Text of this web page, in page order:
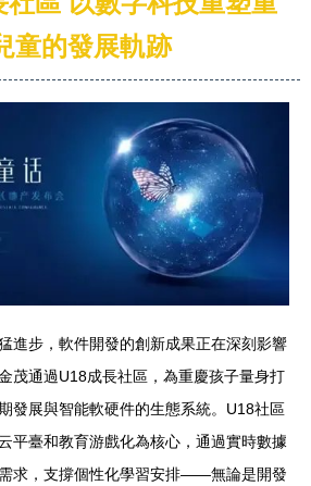
童的發展軌跡
進步，軟件開發的創新成果正在深刻影響
茂通過U18成長社區，為重慶孩子量身打
發展與智能軟硬件的生態系統。U18社區
平臺和教育游戲化為核心，通過實時數據
求，支撐個性化學習安排——無論是開發